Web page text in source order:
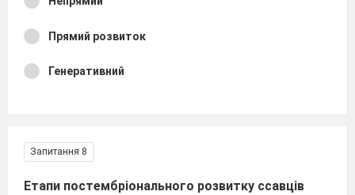
Прямий розвиток
Генеративний
Запитання 8
Етапи постембріонального розвитку ссавців